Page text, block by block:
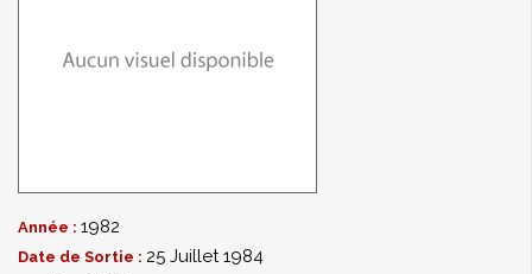
Année : 1982
Date de Sortie : 25 Juillet 1984